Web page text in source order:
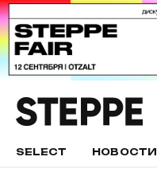
SELECT НОВОСТИ